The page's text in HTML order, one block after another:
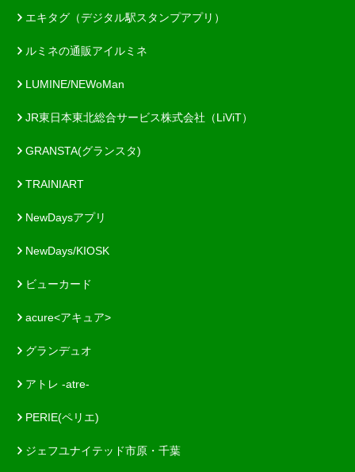
エキタグ（デジタル駅スタンプアプリ）
ルミネの通販アイルミネ
LUMINE/NEWoMan
JR東日本東北総合サービス株式会社（LiViT）
GRANSTA(グランスタ)
TRAINIART
NewDaysアプリ
NewDays/KIOSK
ビューカード
acure<アキュア>
グランデュオ
アトレ -atre-
PERIE(ペリエ)
ジェフユナイテッド市原・千葉